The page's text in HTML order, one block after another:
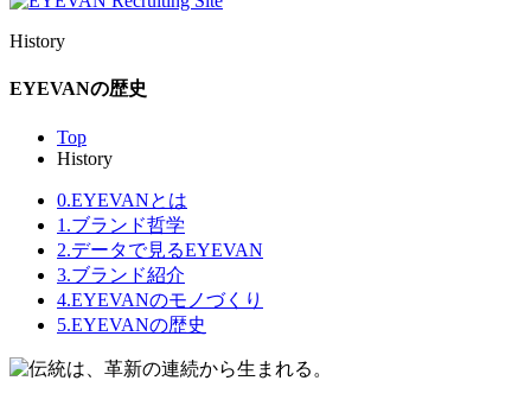
History
EYEVANの歴史
Top
History
0.EYEVANとは
1.ブランド哲学
2.データで見るEYEVAN
3.ブランド紹介
4.EYEVANのモノづくり
5.EYEVANの歴史